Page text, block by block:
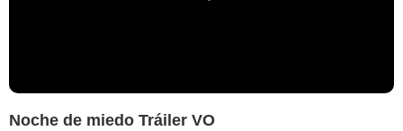
Noche de miedo Tráiler VO